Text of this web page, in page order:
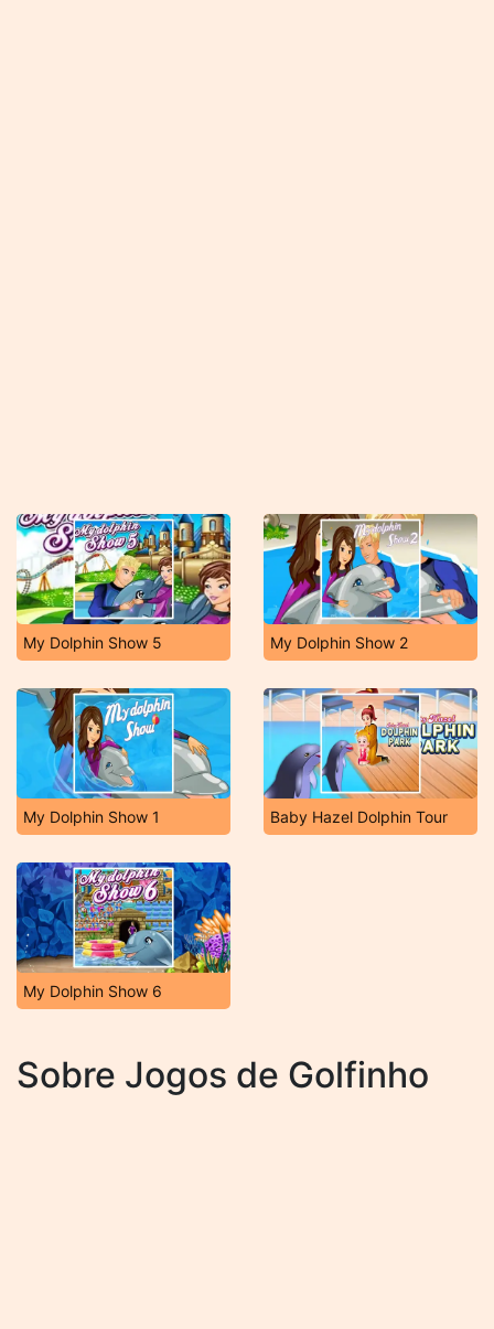
My Dolphin Show 5 My Dolphin Show 2
My Dolphin Show 1 Baby Hazel Dolphin Tour
My Dolphin Show 6
Sobre Jogos de Golfinho